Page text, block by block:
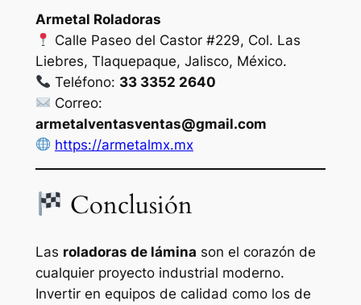
Armetal Roladoras
Calle Paseo del Castor #229, Col. Las
Liebres, Tlaquepaque, Jalisco, México.
Teléfono: 33 3352 2640
Correo:
armetalventasventas@gmail.com
https://armetalmx.mx
Conclusión
Las roladoras de lámina son el corazón de
cualquier proyecto industrial moderno.
Invertir en equipos de calidad como los de